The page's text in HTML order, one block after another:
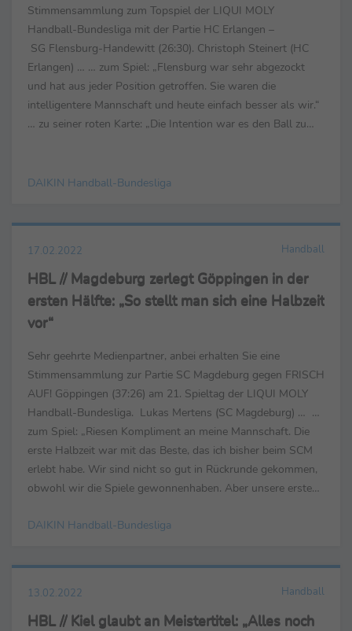
Stimmensammlung zum Topspiel der LIQUI MOLY
Handball-Bundesliga mit der Partie HC Erlangen –
SG Flensburg-Handewitt (26:30). Christoph Steinert (HC
Erlangen) … … zum Spiel: „Flensburg war sehr abgezockt
und hat aus jeder Position getroffen. Sie waren die
intelligentere Mannschaft und heute einfach besser als wir.“
… zu seiner roten Karte: „Die Intention war es den Ball zu
DAIKIN Handball-Bundesliga
17.02.2022 Handball
HBL // Magdeburg zerlegt Göppingen in der
ersten Hälfte: „So stellt man sich eine Halbzeit
vor“
Sehr geehrte Medienpartner, anbei erhalten Sie eine
Stimmensammlung zur Partie SC Magdeburg gegen FRISCH
AUF! Göppingen (37:26) am 21. Spieltag der LIQUI MOLY
Handball-Bundesliga. Lukas Mertens (SC Magdeburg) … …
zum Spiel: „Riesen Kompliment an meine Mannschaft. Die
erste Halbzeit war mit das Beste, das ich bisher beim SCM
erlebt habe. Wir sind nicht so gut in Rückrunde gekommen,
obwohl wir die Spiele gewonnenhaben. Aber unsere erste
DAIKIN Handball-Bundesliga
13.02.2022 Handball
HBL // Kiel glaubt an Meistertitel: „Alles noch